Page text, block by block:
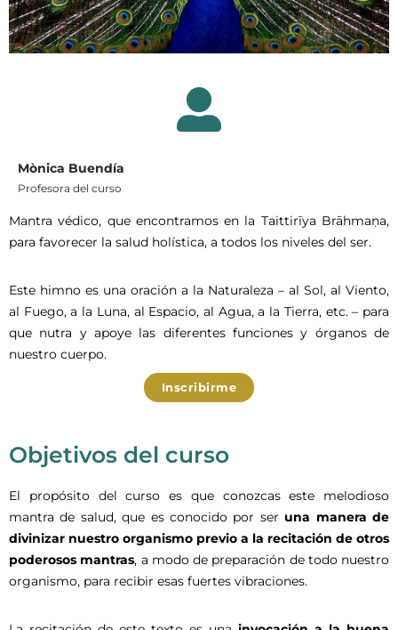
Mònica Buendía
Profesora del curso
Mantra védico, que encontramos en la Taittirīya Brāhmaṇa,
para favorecer la salud holística, a todos los niveles del ser.
Este himno es una oración a la Naturaleza – al Sol, al Viento,
al Fuego, a la Luna, al Espacio, al Agua, a la Tierra, etc. – para
que nutra y apoye las diferentes funciones y órganos de
nuestro cuerpo.
Inscribirme
Objetivos del curso
El propósito del curso es que conozcas este melodioso
mantra de salud, que es conocido por ser una manera de
divinizar nuestro organismo previo a la recitación de otros
poderosos mantras, a modo de preparación de todo nuestro
organismo, para recibir esas fuertes vibraciones.